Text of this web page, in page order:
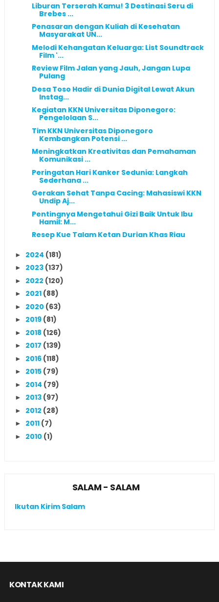
Liburan Terserah Kamu! 3 Destinasi Seru di
Brebes ...
Penasaran dengan Kuliah di Kesehatan
Masyarakat UN...
Melodi Kehangatan Keluarga: List Soundtrack
Film '...
Review Film Jalan yang Jauh, Jangan Lupa
Pulang
Desa Toso Hadir di Dunia Digital Lewat Akun
Instag...
Kegiatan KKN Universitas Diponegoro:
Pengelolaan S...
Tim KKN Universitas Diponegoro
Kembangkan Potensi ...
Meningkatkan Kreativitas dan Pemahaman
Komunikasi ...
Peringatan Hari Kanker Sedunia: Langkah
Sederhana ...
Gerakan Sehat Tanpa Cacing: Mahasiswi KKN
Undip Aj...
Pentingnya Mengetahui Gizi Baik Untuk Ibu
Hamil: M...
Resep Kue Talam Ketan Durian Khas Riau
► 2024 (181)
► 2023 (137)
► 2022 (120)
► 2021 (88)
► 2020 (63)
► 2019 (81)
► 2018 (126)
► 2017 (139)
► 2016 (118)
► 2015 (79)
► 2014 (79)
► 2013 (97)
► 2012 (28)
► 2011 (7)
► 2010 (1)
SALAM - SALAM
Ikutan Kirim Salam
KONTAK KAMI